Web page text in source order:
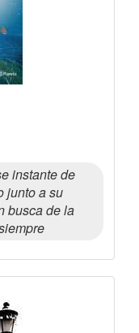
instante de
junto a su
busca de la